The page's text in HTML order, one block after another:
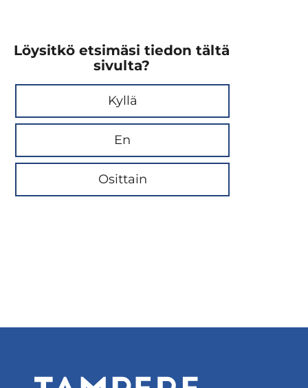
Löysitkö etsimäsi tiedon tältä
sivulta?
Kyllä
En
Osittain